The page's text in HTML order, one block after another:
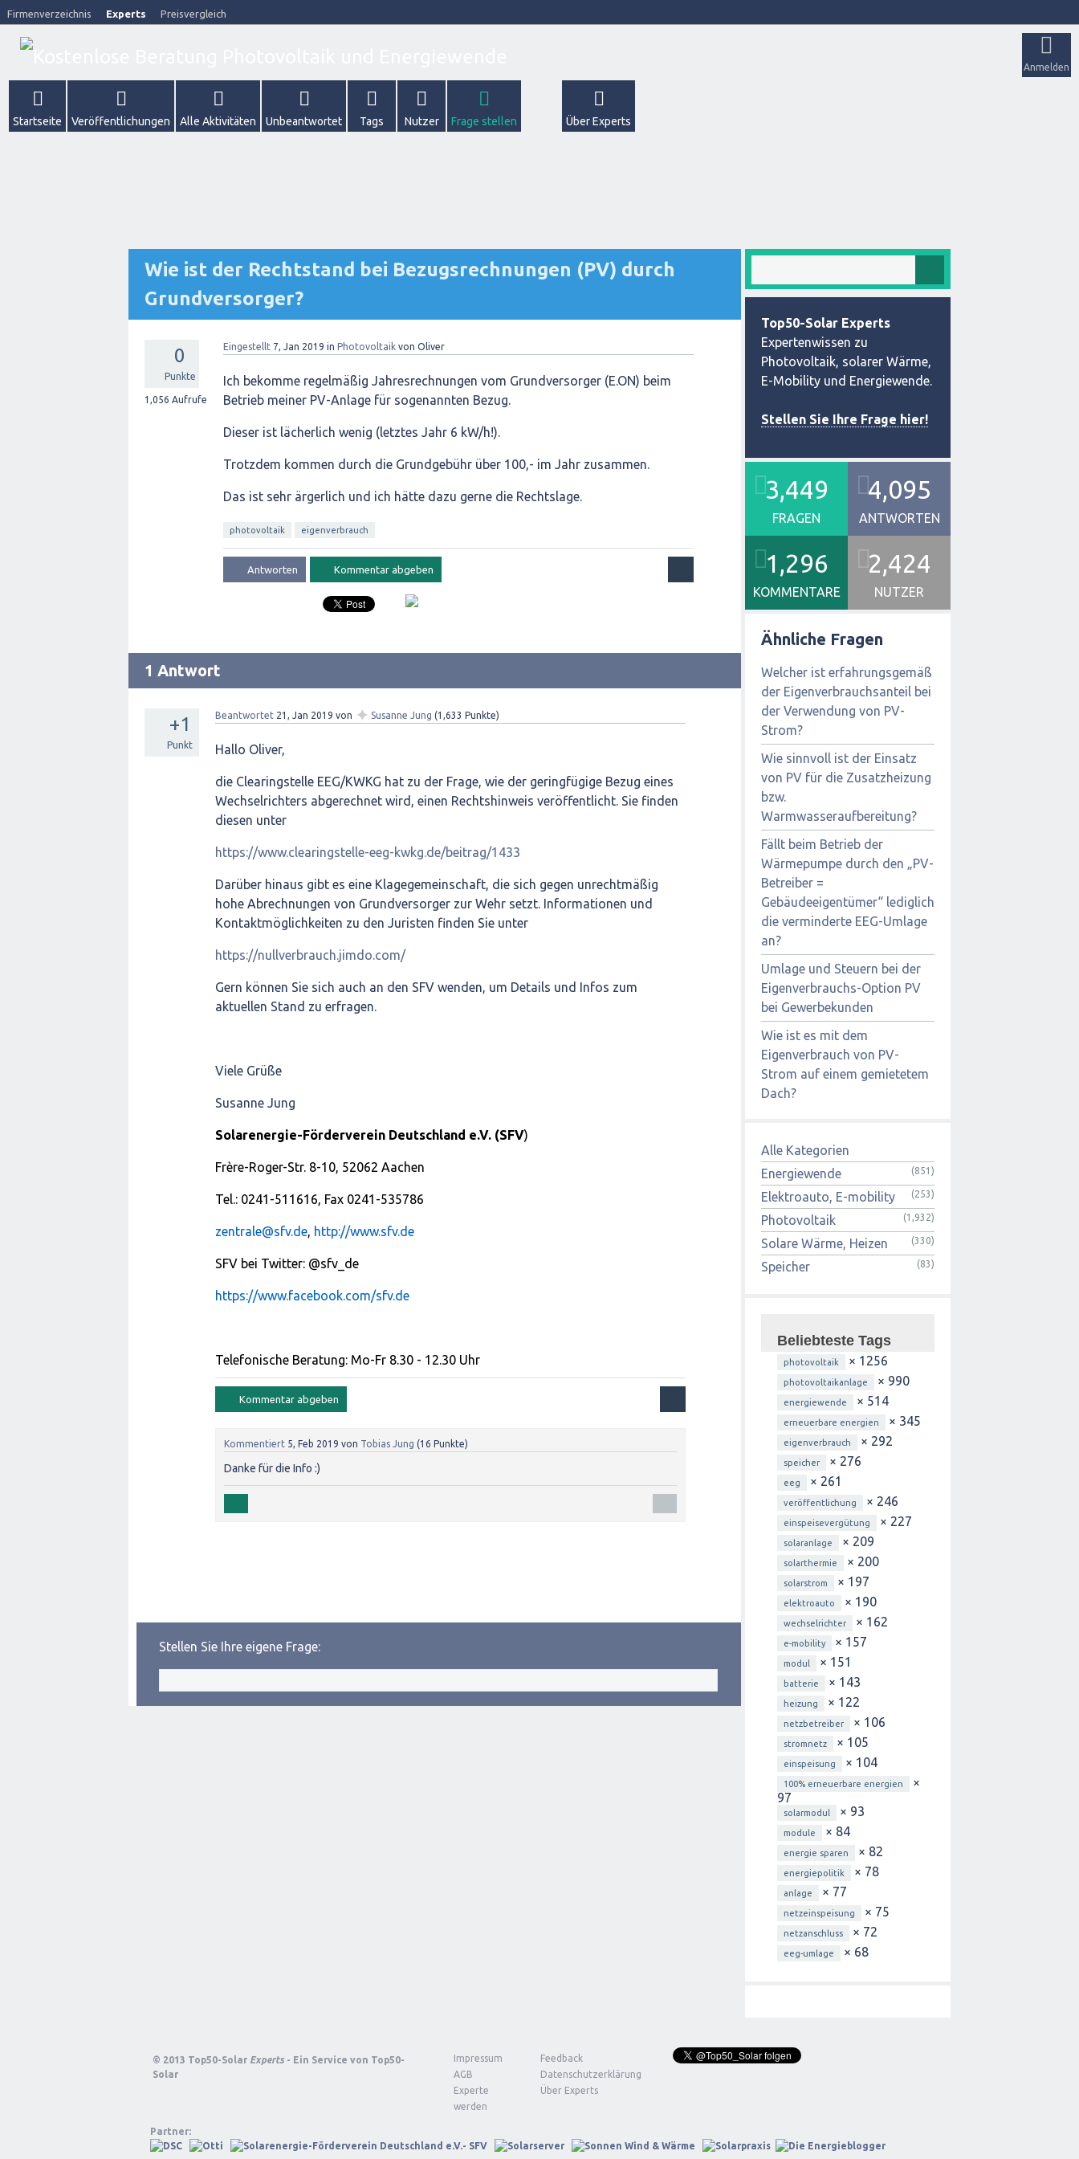
Firmenverzeichnis Experts Preisvergleich
Anmelden
Startseite Veröffentlichungen Alle Aktivitäten Unbeantwortet Tags Nutzer Frage stellen Über Experts
Wie ist der Rechtstand bei Bezugsrechnungen (PV) durch
Grundversorger?
0
Punkte
1,056 Aufrufe
Eingestellt 7, Jan 2019 in Photovoltaik von Oliver
Ich bekomme regelmäßig Jahresrechnungen vom Grundversorger (E.ON) beim
Betrieb meiner PV-Anlage für sogenannten Bezug.
Dieser ist lächerlich wenig (letztes Jahr 6 kW/h!).
Trotzdem kommen durch die Grundgebühr über 100,- im Jahr zusammen.
Das ist sehr ärgerlich und ich hätte dazu gerne die Rechtslage.
photovoltaik eigenverbrauch
1 Antwort
+1
Punkt
Beantwortet 21, Jan 2019 von ✦ Susanne Jung (1,633 Punkte)
Hallo Oliver,
die Clearingstelle EEG/KWKG hat zu der Frage, wie der geringfügige Bezug eines
Wechselrichters abgerechnet wird, einen Rechtshinweis veröffentlicht. Sie finden
diesen unter
https://www.clearingstelle-eeg-kwkg.de/beitrag/1433
Darüber hinaus gibt es eine Klagegemeinschaft, die sich gegen unrechtmäßig
hohe Abrechnungen von Grundversorger zur Wehr setzt. Informationen und
Kontaktmöglichkeiten zu den Juristen finden Sie unter
https://nullverbrauch.jimdo.com/
Gern können Sie sich auch an den SFV wenden, um Details und Infos zum
aktuellen Stand zu erfragen.
Viele Grüße
Susanne Jung
Solarenergie-Förderverein Deutschland e.V. (SFV)
Frère-Roger-Str. 8-10, 52062 Aachen
Tel.: 0241-511616, Fax 0241-535786
zentrale@sfv.de, http://www.sfv.de
SFV bei Twitter: @sfv_de
https://www.facebook.com/sfv.de
Telefonische Beratung: Mo-Fr 8.30 - 12.30 Uhr
Kommentiert 5, Feb 2019 von Tobias Jung (16 Punkte)
Danke für die Info :)
Stellen Sie Ihre eigene Frage:
Top50-Solar Experts
Expertenwissen zu
Photovoltaik, solarer Wärme,
E-Mobility und Energiewende.
Stellen Sie Ihre Frage hier!
3,449
FRAGEN
4,095
ANTWORTEN
1,296
KOMMENTARE
2,424
NUTZER
Ähnliche Fragen
Welcher ist erfahrungsgemäß
der Eigenverbrauchsanteil bei
der Verwendung von PV-
Strom?
Wie sinnvoll ist der Einsatz
von PV für die Zusatzheizung
bzw.
Warmwasseraufbereitung?
Fällt beim Betrieb der
Wärmepumpe durch den „PV-
Betreiber =
Gebäudeeigentümer“ lediglich
die verminderte EEG-Umlage
an?
Umlage und Steuern bei der
Eigenverbrauchs-Option PV
bei Gewerbekunden
Wie ist es mit dem
Eigenverbrauch von PV-
Strom auf einem gemietetem
Dach?
Alle Kategorien
Energiewende
(851)
Elektroauto, E-mobility (253)
Photovoltaik (1,932)
Solare Wärme, Heizen (330)
Speicher (83)
Beliebteste Tags
photovoltaik × 1256
photovoltaikanlage × 990
energiewende × 514
erneuerbare energien × 345
eigenverbrauch × 292
speicher × 276
eeg × 261
veröffentlichung × 246
einspeisevergütung × 227
solaranlage × 209
solarthermie × 200
solarstrom × 197
elektroauto × 190
wechselrichter × 162
e-mobility × 157
modul × 151
batterie × 143
heizung × 122
netzbetreiber × 106
stromnetz × 105
einspeisung × 104
100% erneuerbare energien
×
97
solarmodul × 93
module × 84
energie sparen × 82
energiepolitik × 78
anlage × 77
netzeinspeisung × 75
netzanschluss × 72
eeg-umlage × 68
© 2013 Top50-Solar Experts - Ein Service von Top50-
Solar
Impressum
Feedback
AGB
Datenschutzerklärung
Experte
werden
Über Experts
Partner: